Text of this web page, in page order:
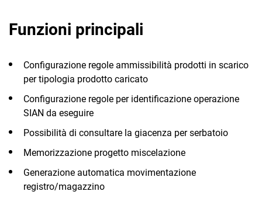
Ecommerce
Fatturazione
Financial Solutions
TeamSystem Corporate
Commerce
Funzioni principali
Configurazione regole ammissibilità prodotti in scarico
per tipologia prodotto caricato
Configurazione regole per identificazione operazione
SIAN da eseguire
Possibilità di consultare la giacenza per serbatoio
Memorizzazione progetto miscelazione
Generazione automatica movimentazione
registro/magazzino